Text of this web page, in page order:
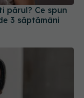
părul? Ce spun
3 săptămâni